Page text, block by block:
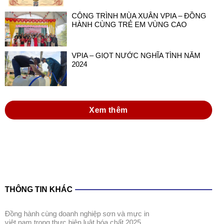
CÔNG TRÌNH MÙA XUÂN VPIA – ĐỒNG
HÀNH CÙNG TRẺ EM VÙNG CAO
VPIA – GIỌT NƯỚC NGHĨA TÌNH NĂM
2024
Xem thêm
THÔNG TIN KHÁC
đồng hành cùng doanh nghiệp sơn và mực in